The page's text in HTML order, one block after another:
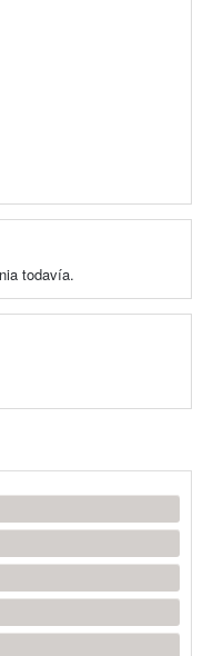
todavía.